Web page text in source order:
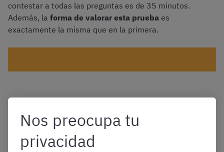
contestar a todas las preguntas es de 35 minutos.
Además, la forma de valorar esta prueba es
exactamente la misma que en la primera.
¿Por qué es útil practicar
Nos preocupa tu
privacidad